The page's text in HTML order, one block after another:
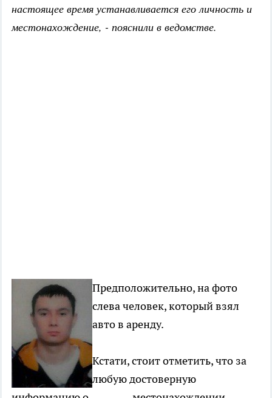
настоящее время устанавливается его личность и
местонахождение, - пояснили в ведомстве.
Предположительно, на фото
слева человек, который взял
авто в аренду.
Кстати, стоит отметить, что за
любую достоверную